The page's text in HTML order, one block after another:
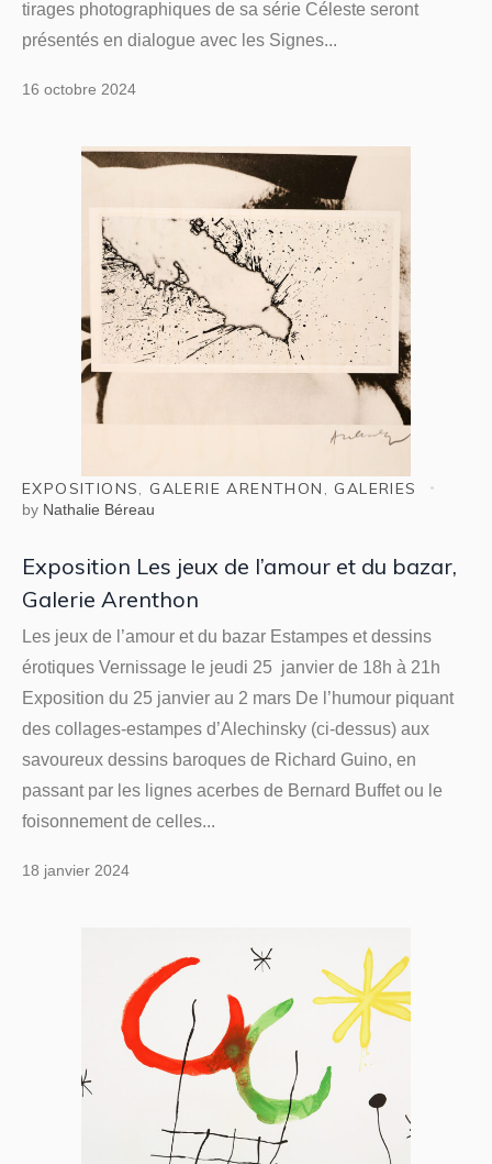
tirages photographiques de sa série Céleste seront
présentés en dialogue avec les Signes...
16 octobre 2024
EXPOSITIONS, GALERIE ARENTHON , GALERIES
by Nathalie Béreau
Exposition Les jeux de l’amour et du bazar,
Galerie Arenthon
Les jeux de l’amour et du bazar Estampes et dessins
érotiques Vernissage le jeudi 25 janvier de 18h à 21h
Exposition du 25 janvier au 2 mars De l’humour piquant
des collages-estampes d’Alechinsky (ci-dessus) aux
savoureux dessins baroques de Richard Guino, en
passant par les lignes acerbes de Bernard Buffet ou le
foisonnement de celles...
18 janvier 2024